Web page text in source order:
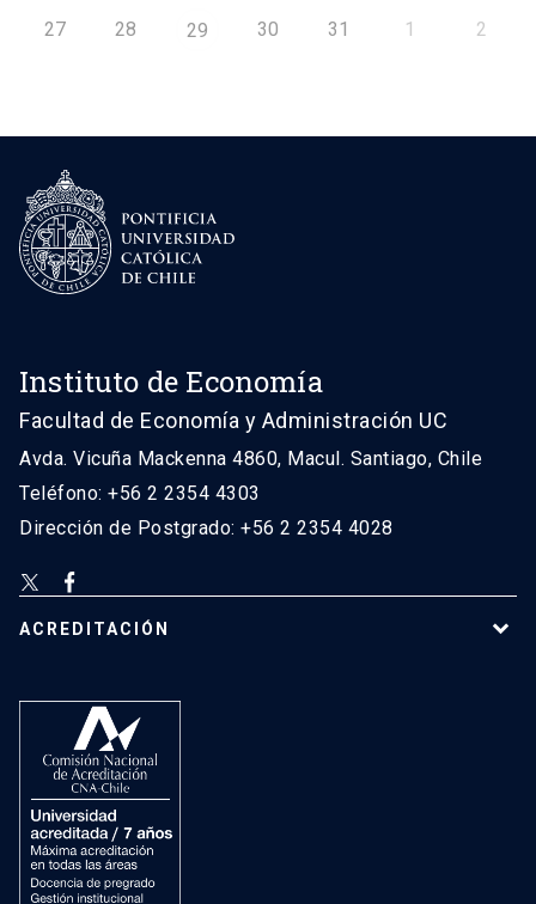
27 28 29 30 31 1 2
Instituto de Economía
Facultad de Economía y Administración UC
Avda. Vicuña Mackenna 4860, Macul. Santiago, Chile
Teléfono: +56 2 2354 4303
Dirección de Postgrado: +56 2 2354 4028
ACREDITACIÓN